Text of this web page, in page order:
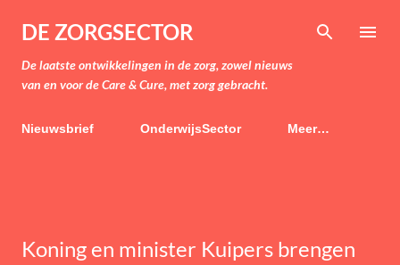
Doorgaan naar hoofdcontent
DE ZORGSECTOR
De laatste ontwikkelingen in de zorg, zowel nieuws
van en voor de Care & Cure, met zorg gebracht.
Nieuwsbrief OnderwijsSector Meer…
Koning en minister Kuipers brengen